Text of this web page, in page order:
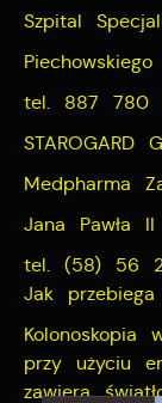
Szpital
tel. 887 780
STAROGARD
Medpharma
Jana Pawła
tel. (58) 56
Jak
Kolonoskopia
przy użyciu
zawiera